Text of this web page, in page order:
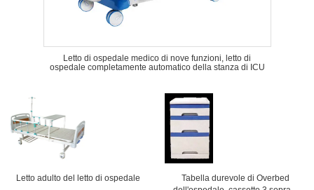
Letto di ospedale medico di nove funzioni, letto di
ospedale completamente automatico della stanza di ICU
Letto adulto del letto di ospedale
Tabella durevole di Overbed